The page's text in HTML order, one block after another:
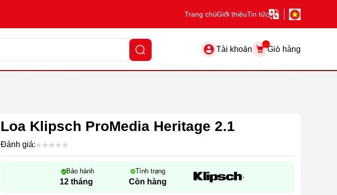
Trang chủGiới thiệuTin tức
Tài khoản
...
Giỏ hàng
Loa Klipsch ProMedia Heritage 2.1
Đánh giá:
Bảo hành
12 tháng
Tình trạng
Còn hàng